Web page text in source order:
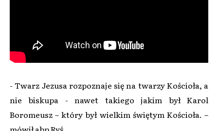
- Twarz Jezusa rozpoznaje się na twarzy Kościoła, a
nie biskupa - nawet takiego jakim był Karol
Boromeusz – który był wielkim świętym Kościoła. –